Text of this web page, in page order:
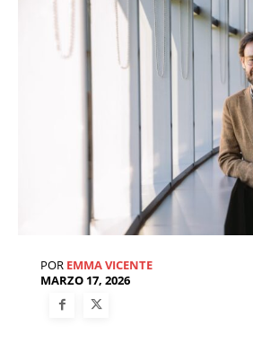
POR EMMA VICENTE
MARZO 17, 2026